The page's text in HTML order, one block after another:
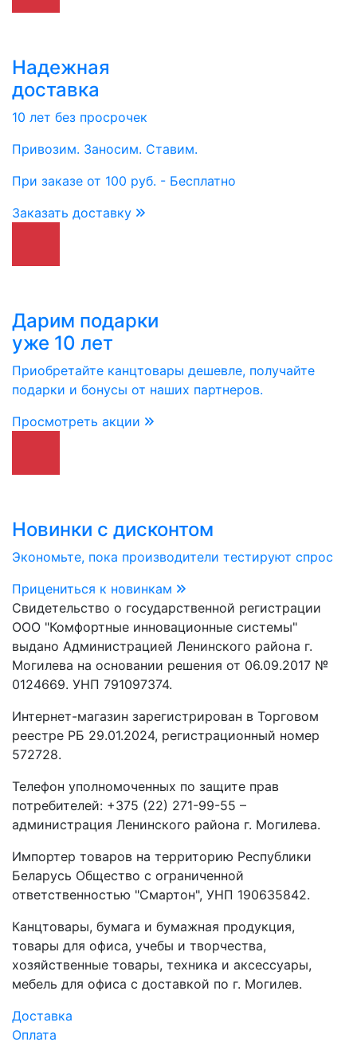
Надежная
доставка
10 лет без просрочек
Привозим. Заносим. Ставим.
При заказе от 100 руб. - Бесплатно
Заказать доставку
Дарим подарки
уже 10 лет
Приобретайте канцтовары дешевле, получайте
подарки и бонусы от наших партнеров.
Просмотреть акции
Новинки с дисконтом
Экономьте, пока производители тестируют спрос
Прицениться к новинкам
Свидетельство о государственной регистрации
ООО "Комфортные инновационные системы"
выдано Администрацией Ленинского района г.
Могилева на основании решения от 06.09.2017 №
0124669. УНП 791097374.
Интернет-магазин зарегистрирован в Торговом
реестре РБ 29.01.2024, регистрационный номер
572728.
Телефон уполномоченных по защите прав
потребителей: +375 (22) 271-99-55 –
администрация Ленинского района г. Могилева.
Импортер товаров на территорию Республики
Беларусь Общество с ограниченной
ответственностью "Смартон", УНП 190635842.
Канцтовары, бумага и бумажная продукция,
товары для офиса, учебы и творчества,
хозяйственные товары, техника и аксессуары,
мебель для офиса с доставкой по г. Могилев.
Доставка
Оплата